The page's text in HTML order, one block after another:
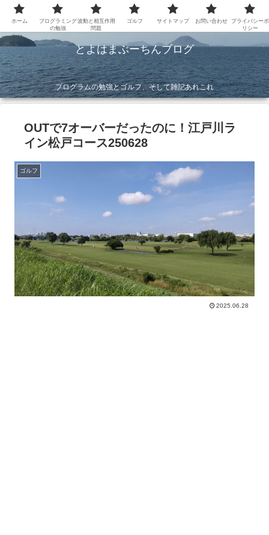
とよはまぶーちんブログ
プログラムの勉強とゴルフ、そして雑記あれこれ
OUTで7オーバーだったのに！江戸川ラ
イン松戸コース250628
ゴルフ
2025.06.28
ホーム
プログラミング
の勉強
波動と相互作用
問題
ゴルフ サイトマップ お問い合わせ
プライバシーポ
リシー